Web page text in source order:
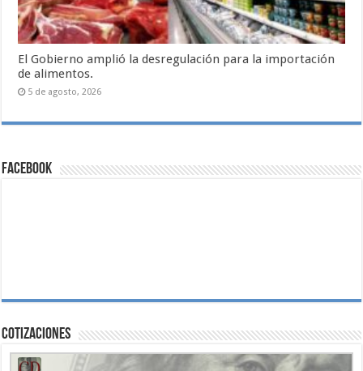
El Gobierno amplió la desregulación para la importación
de alimentos.
5 de agosto, 2026
Facebook
Cotizaciones